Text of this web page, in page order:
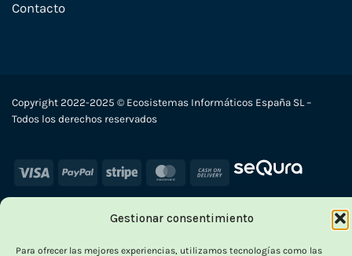
Gestionar consentimiento
Para ofrecer las mejores experiencias, utilizamos tecnologías como las
Contacto
Copyright 2022-2025 © Ecosistemas Informáticos España SL –
Todos los derechos reservados
Visa PayPal Stripe MasterCard
Cash
Delivery